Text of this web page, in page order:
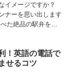
イメージですか？
ナーを思い出します
た絶品の駅弁を思
！英語の電話で
せるコツ